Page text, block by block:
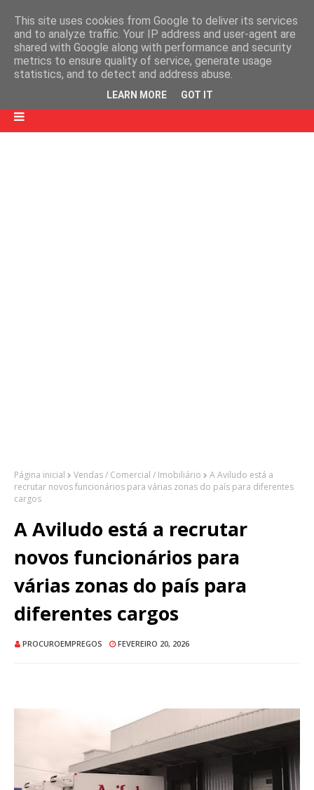
Página inicial Vendas / Comercial / Imobiliário
A Aviludo está a
recrutar novos funcionários para várias zonas do país para diferentes
cargos
A Aviludo está a recrutar
novos funcionários para
várias zonas do país para
diferentes cargos
PROCUROEMPREGOS FEVEREIRO 20, 2026
This site uses cookies from Google to deliver its services
and to analyze traffic. Your IP address and user-agent are
shared with Google along with performance and security
metrics to ensure quality of service, generate usage
statistics, and to detect and address abuse.
LEARN MORE GOT IT